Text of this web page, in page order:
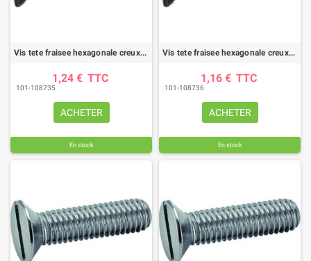
Vis tete fraisee hexagonale creux 14x50 10.9 brut (bte de 10)
1,24 € TTC
101-108735
ACHETER
En stock
Vis tete fraisee hexagonale creux 14x60 10.9 brut (bte de 10)
1,16 € TTC
101-108736
ACHETER
En stock